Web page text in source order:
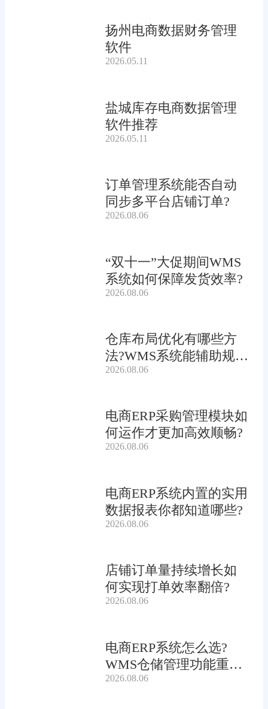
扬州电商数据财务管理
软件
2026.05.11
盐城库存电商数据管理
软件推荐
2026.05.11
订单管理系统能否自动
同步多平台店铺订单?
2026.08.06
“双十一”大促期间WMS
系统如何保障发货效率?
2026.08.06
仓库布局优化有哪些方
法?WMS系统能辅助规划
吗?
2026.08.06
电商ERP采购管理模块如
何运作才更加高效顺畅?
2026.08.06
电商ERP系统内置的实用
数据报表你都知道哪些?
2026.08.06
店铺订单量持续增长如
何实现打单效率翻倍?
2026.08.06
电商ERP系统怎么选?
WMS仓储管理功能重要
吗?
2026.08.06